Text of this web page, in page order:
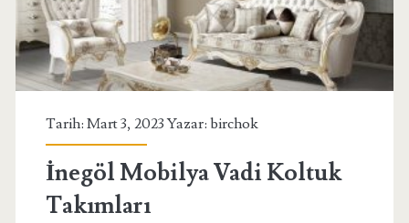
Tarih: Mart 3, 2023 Yazar: birchok
İnegöl Mobilya Vadi Koltuk
Takımları